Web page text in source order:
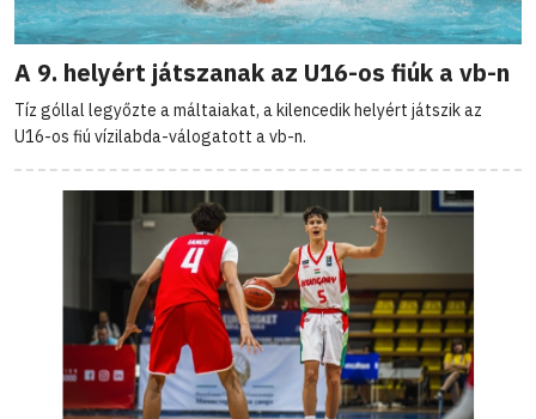
A 9. helyért játszanak az U16-os fiúk a vb-n
Tíz góllal legyőzte a máltaiakat, a kilencedik helyért játszik az
U16-os fiú vízilabda-válogatott a vb-n.